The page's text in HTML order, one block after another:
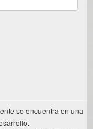
se encuentra en una